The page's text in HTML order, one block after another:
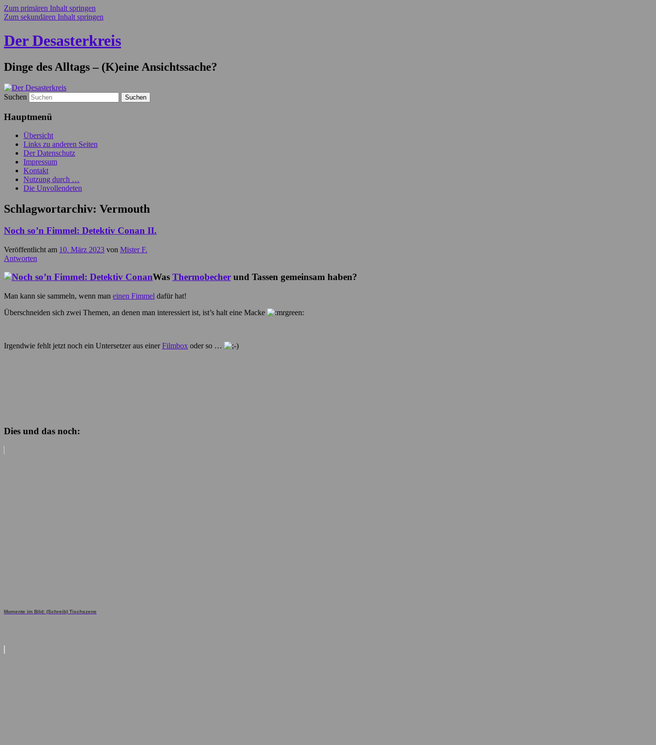
Zum primären Inhalt springen
Zum sekundären Inhalt springen
Der Desasterkreis
Dinge des Alltags – (K)eine Ansichtssache?
Suchen
Hauptmenü
Übersicht
Links zu anderen Seiten
Der Datenschutz
Impressum
Kontakt
Nutzung durch …
Die Unvollendeten
Schlagwortarchiv: Vermouth
Noch so’n Fimmel: Detektiv Conan II.
Veröffentlicht am 10. März 2023 von Mister F.
Antworten
Was Thermobecher und Tassen gemeinsam haben?
Man kann sie sammeln, wenn man einen Fimmel dafür hat!
Überschneiden sich zwei Themen, an denen man interessiert ist, ist’s halt eine Macke
Irgendwie fehlt jetzt noch ein Untersetzer aus einerFilmbox oder so …
Dies und das noch:
Momente im Bild: (Schreib) Tischszene